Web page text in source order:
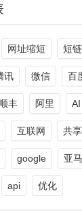
网址缩短 短
讯 微信 百
顺丰 阿里 AI
互联网 共
google 亚
api 优化